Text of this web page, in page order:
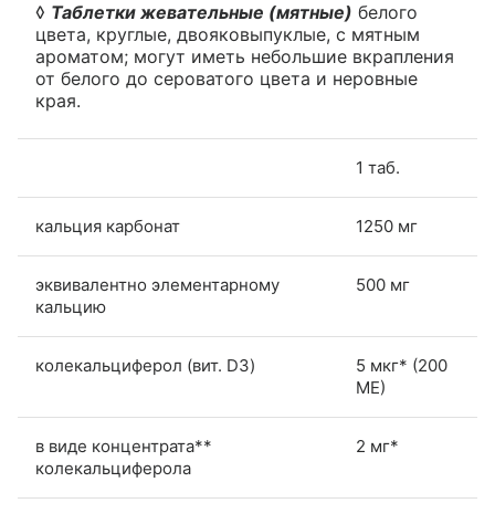
◊ Таблетки жевательные (мятные) белого
цвета, круглые, двояковыпуклые, с мятным
ароматом; могут иметь небольшие вкрапления
от белого до сероватого цвета и неровные
края.
1 таб.
кальция карбонат 1250 мг
эквивалентно элементарному
кальцию
500 мг
колекальциферол (вит. D3)
5 мкг* (200
МЕ)
в виде концентрата**
колекальциферола
2 мг*